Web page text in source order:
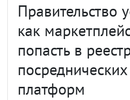
Правительство
как
попасть в
платформ